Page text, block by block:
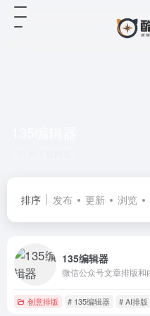
排序 发布 更新 浏览
135编辑器
微信公众号文章排版和
创意排版 # 135编辑器 # AI排版